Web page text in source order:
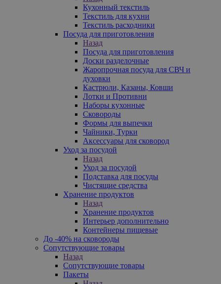
Кухонный текстиль
Текстиль для кухни
Текстиль расходники
Посуда для приготовления
Назад
Посуда для приготовления
Доски разделочные
Жаропрочная посуда для СВЧ и
духовки
Кастрюли, Казаны, Ковши
Лотки и Противни
Наборы кухонные
Сковороды
Формы для выпечки
Чайники, Турки
Аксессуары для сковород
Уход за посудой
Назад
Уход за посудой
Подставка для посуды
Чистящие средства
Хранение продуктов
Назад
Хранение продуктов
Интерьер дополнительно
Контейнеры пищевые
До -40% на сковороды
Сопутствующие товары
Назад
Сопутствующие товары
Пакеты